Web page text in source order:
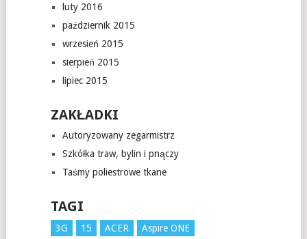
luty 2016
październik 2015
wrzesień 2015
sierpień 2015
lipiec 2015
ZAKŁADKI
Autoryzowany zegarmistrz
Szkółka traw, bylin i pnączy
Taśmy poliestrowe tkane
TAGI
3G 15 ACER
Aspire ONE